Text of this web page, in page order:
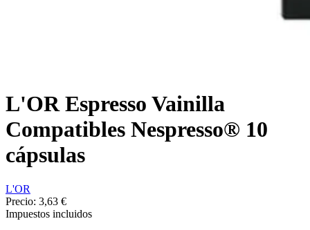
L'OR Espresso Vainilla
Compatibles Nespresso® 10
cápsulas
L'OR
Precio: 3,63 €
Impuestos incluidos